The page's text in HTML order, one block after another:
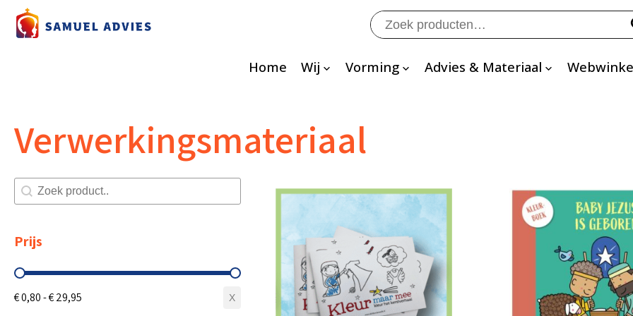
Zoeken
naar:
Home Wij Vorming Advies & Materiaal
Verwerkingsmateriaal
Zoeken shop
Search content
Prijs
Prijs
€ 0,80 - € 29,95 X